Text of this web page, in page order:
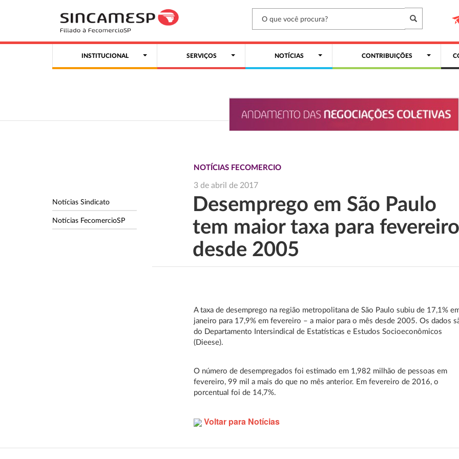
INSTITUCIONAL SERVIÇOS NOTÍCIAS CONTRIBUIÇÕES
Notícias Sindicato
Notícias FecomercioSP
NOTÍCIAS FECOMERCIO
3 de abril de 2017
Desemprego em São Paulo
tem maior taxa para
desde 2005
A taxa de desemprego na região metropolitana de São Paulo subiu de 17,1%
janeiro para 17,9% em fevereiro – a maior para o mês desde 2005. Os dados
do Departamento Intersindical de Estatísticas e Estudos Socioeconômicos
(Dieese).
O número de desempregados foi estimado em 1,982 milhão de pessoas em
fevereiro, 99 mil a mais do que no mês anterior. Em fevereiro de 2016, o
porcentual foi de 14,7%.
Voltar para Notícias